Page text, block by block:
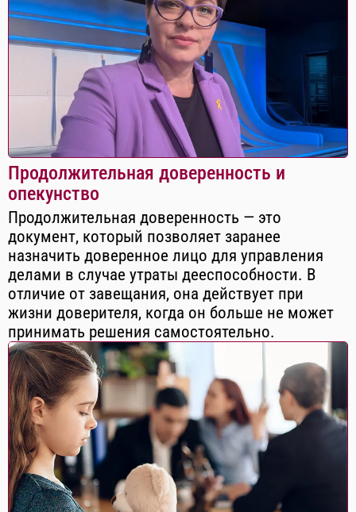
Продолжительная доверенность и
опекунство
Продолжительная доверенность — это
документ, который позволяет заранее
назначить доверенное лицо для управления
делами в случае утраты дееспособности. В
отличие от завещания, она действует при
жизни доверителя, когда он больше не может
принимать решения самостоятельно.